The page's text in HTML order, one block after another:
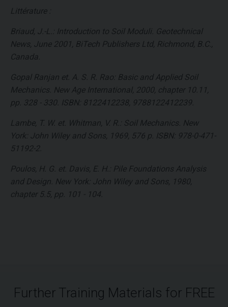
Littérature :
Briaud, J.-L.: Introduction to Soil Moduli. Geotechnical
News, June 2001, BiTech Publishers Ltd, Richmond, B.C.,
Canada.
Gopal Ranjan et. A. S. R. Rao: Basic and Applied Soil
Mechanics. New Age International, 2000, chapter 10.11,
pp. 328 - 330. ISBN: 8122412238, 9788122412239.
Lambe, T. W. et. Whitman, V. R.: Soil Mechanics. New
York: John Wiley and Sons, 1969, 576 p. ISBN: 978-0-471-
51192-2.
Poulos, H. G. et. Davis, E. H.: Pile Foundations Analysis
and Design. New York: John Wiley and Sons, 1980,
chapter 5.5, pp. 101 - 104.
Further Training Materials for FREE